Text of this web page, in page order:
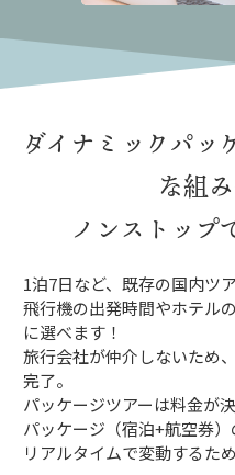
ダイナミックパッ
な組
ノンストップ
1泊7日など、既存の国内ツ
飛行機の出発時間やホテル
に選べます！
旅行会社が仲介しないため
完了。
パッケージツアーは料金が
パッケージ（宿泊+航空券）
リアルタイムで変動するた